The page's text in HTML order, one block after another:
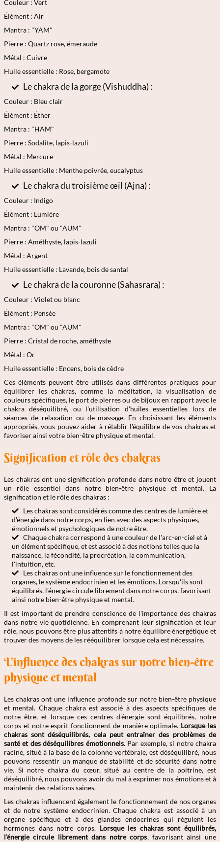
Couleur : Vert
Élément : Air
Mantra : "YAM"
Pierre : Quartz rose, émeraude
Métal : Cuivre
Huile essentielle : Rose, bergamote
Le chakra de la gorge (Vishuddha) :
Couleur : Bleu clair
Élément : Éther
Mantra : "HAM"
Pierre : Sodalite, lapis-lazuli
Métal : Mercure
Huile essentielle : Menthe poivrée, eucalyptus
Le chakra du troisième œil (Ajna) :
Couleur : Indigo
Élément : Lumière
Mantra : "OM" ou "AUM"
Pierre : Améthyste, lapis-lazuli
Métal : Argent
Huile essentielle : Lavande, bois de santal
Le chakra de la couronne (Sahasrara) :
Couleur : Violet ou blanc
Élément : Pensée
Mantra : "OM" ou "AUM"
Pierre : Cristal de roche, améthyste
Métal : Or
Huile essentielle : Encens, bois de cèdre
Ces éléments peuvent être utilisés dans différentes pratiques pour
équilibrer les chakras, comme la méditation, la visualisation de
couleurs spécifiques, le port de pierres ou de bijoux en rapport avec le
chakra déséquilibré, ou l'utilisation d'huiles essentielles lors de
séances de relaxation ou de massage. En choisissant les éléments
appropriés, vous pouvez aider à rétablir l'équilibre de vos chakras et
favoriser ainsi votre bien-être physique et mental.
Signification et rôle des chakras
Les chakras ont une signification profonde dans notre être et jouent
un rôle essentiel dans notre bien-être physique et mental. La
signification et le rôle des chakras :
Les chakras sont considérés comme des centres de lumière et
d'énergie dans notre corps, en lien avec des aspects physiques,
émotionnels et psychologiques de notre être.
Chaque chakra correspond à une couleur de l'arc-en-ciel et à
un élément spécifique, et est associé à des notions telles que la
naissance, la fécondité, la procréation, la communication,
l'intuition, etc.
Les chakras ont une influence sur le fonctionnement des
organes, le système endocrinien et les émotions. Lorsqu'ils sont
équilibrés, l'énergie circule librement dans notre corps, favorisant
ainsi notre bien-être physique et mental.
Il est important de prendre conscience de l'importance des chakras
dans notre vie quotidienne. En comprenant leur signification et leur
rôle, nous pouvons être plus attentifs à notre équilibre énergétique et
trouver des moyens de les rééquilibrer lorsque cela est nécessaire.
L'influence des chakras sur notre bien-être
physique et mental
Les chakras ont une influence profonde sur notre bien-être physique
et mental. Chaque chakra est associé à des aspects spécifiques de
notre être, et lorsque ces centres d'énergie sont équilibrés, notre
corps et notre esprit fonctionnent de manière optimale. Lorsque les
chakras sont déséquilibrés, cela peut entraîner des problèmes de
santé et des déséquilibres émotionnels. Par exemple, si notre chakra
racine, situé à la base de la colonne vertébrale, est déséquilibré, nous
pouvons ressentir un manque de stabilité et de sécurité dans notre
vie. Si notre chakra du cœur, situé au centre de la poitrine, est
déséquilibré, nous pouvons avoir du mal à exprimer nos émotions et à
maintenir des relations saines.
Les chakras influencent également le fonctionnement de nos organes
et de notre système endocrinien. Chaque chakra est associé à un
organe spécifique et à des glandes endocrines qui régulent les
hormones dans notre corps. Lorsque les chakras sont équilibrés,
l'énergie circule librement dans notre corps, favorisant ainsi une